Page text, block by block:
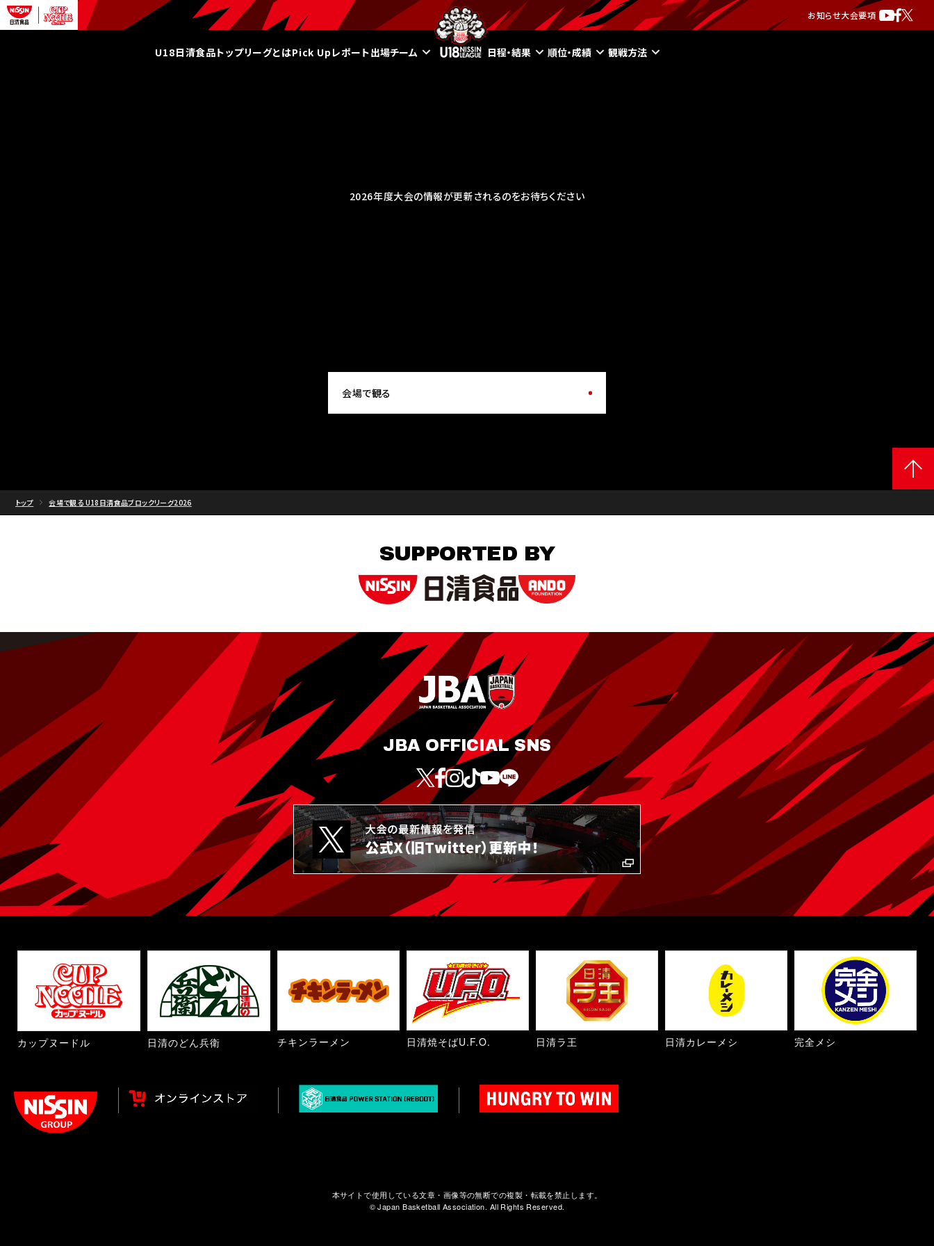
お知らせ大会要項
U18日清食品トップリーグとはPick Upレポート出場チーム 日程・結果 順位・成績 観戦方法
2026年度大会の情報が更新されるのをお待ちください
会場で観る
トップ 会場で観る U18日清食品ブロックリーグ2026
SUPPORTED BY
JBA OFFICIAL SNS
カップヌードル 日清のどん兵衛 チキンラーメン 日清焼そばU.F.O. 日清ラ王 日清カレーメシ 完全メシ
本サイトで使用している文章・画像等の無断での複製・転載を禁止します。
© Japan Basketball Association. All Rights Reserved.